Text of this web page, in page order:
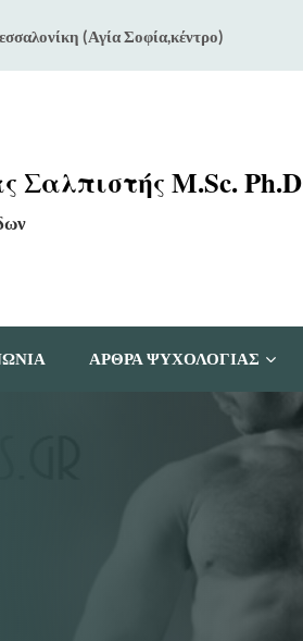
(Αγία Σοφία,κέντρο)
Σαλπιστής M.Sc. Ph.D
ΆΡΘΡΑ ΨΥΧΟΛΟΓΊΑΣ